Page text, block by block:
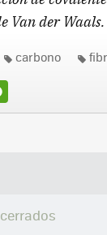
Van der Waals.
carbono